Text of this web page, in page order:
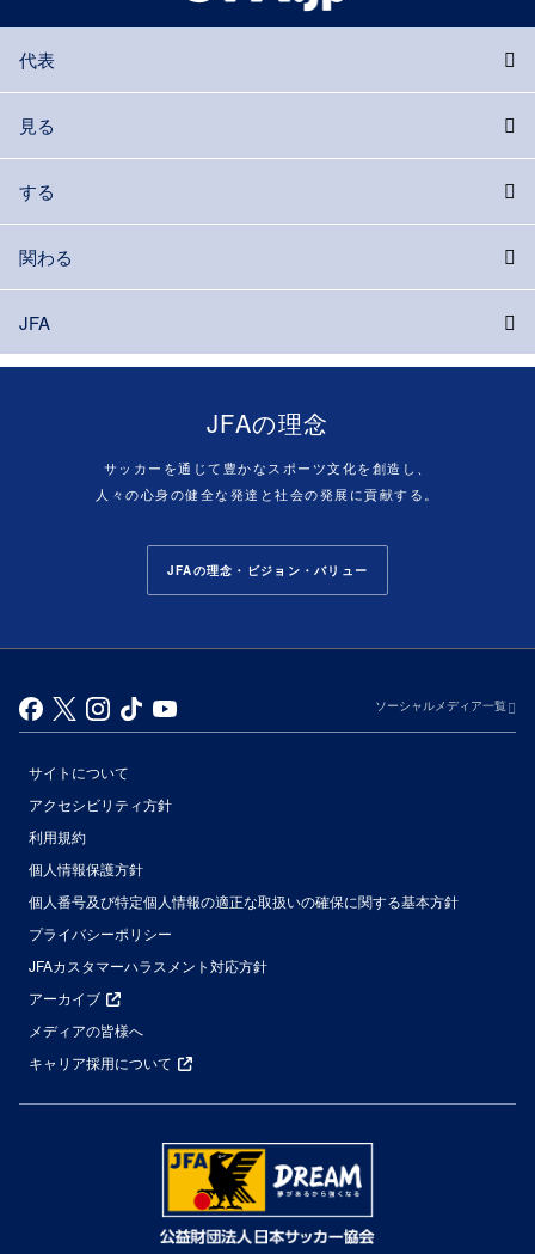
代表
見る
する
関わる
JFA
JFAの理念
サッカーを通じて豊かなスポーツ文化を創造し、
人々の心身の健全な発達と社会の発展に貢献する。
JFAの理念・ビジョン・バリュー
ソーシャルメディア一覧
サイトについて
アクセシビリティ方針
利用規約
個人情報保護方針
個人番号及び特定個人情報の適正な取扱いの確保に関する基本方針
プライバシーポリシー
JFAカスタマーハラスメント対応方針
アーカイブ
メディアの皆様へ
キャリア採用について